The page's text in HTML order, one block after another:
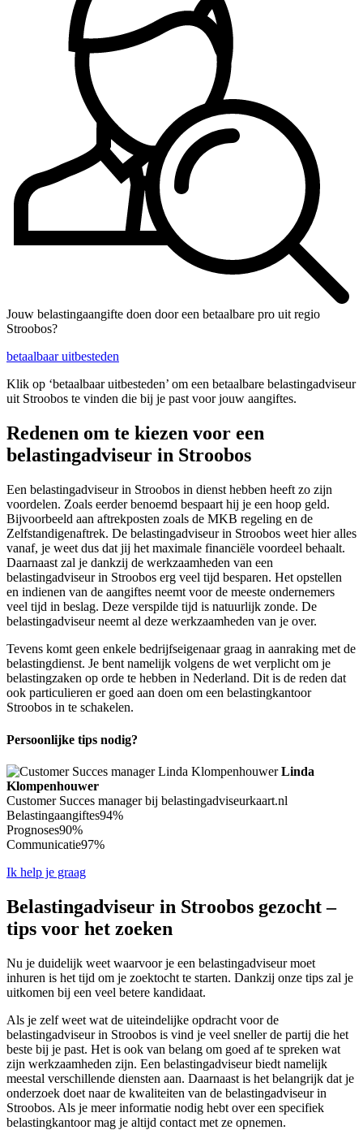
Jouw belastingaangifte doen door een betaalbare pro uit regio
Stroobos?
betaalbaar uitbesteden
Klik op ‘betaalbaar uitbesteden’ om een betaalbare belastingadviseur
uit Stroobos te vinden die bij je past voor jouw aangiftes.
Redenen om te kiezen voor een
belastingadviseur in Stroobos
Een belastingadviseur in Stroobos in dienst hebben heeft zo zijn
voordelen. Zoals eerder benoemd bespaart hij je een hoop geld.
Bijvoorbeeld aan aftrekposten zoals de MKB regeling en de
Zelfstandigenaftrek. De belastingadviseur in Stroobos weet hier alles
vanaf, je weet dus dat jij het maximale financiële voordeel behaalt.
Daarnaast zal je dankzij de werkzaamheden van een
belastingadviseur in Stroobos erg veel tijd besparen. Het opstellen
en indienen van de aangiftes neemt voor de meeste ondernemers
veel tijd in beslag. Deze verspilde tijd is natuurlijk zonde. De
belastingadviseur neemt al deze werkzaamheden van je over.
Tevens komt geen enkele bedrijfseigenaar graag in aanraking met de
belastingdienst. Je bent namelijk volgens de wet verplicht om je
belastingzaken op orde te hebben in Nederland. Dit is de reden dat
ook particulieren er goed aan doen om een belastingkantoor
Stroobos in te schakelen.
Persoonlijke tips nodig?
Linda
Klompenhouwer
Customer Succes manager bij belastingadviseurkaart.nl
Belastingaangiftes94%
Prognoses90%
Communicatie97%
Ik help je graag
Belastingadviseur in Stroobos gezocht –
tips voor het zoeken
Nu je duidelijk weet waarvoor je een belastingadviseur moet
inhuren is het tijd om je zoektocht te starten. Dankzij onze tips zal je
uitkomen bij een veel betere kandidaat.
Als je zelf weet wat de uiteindelijke opdracht voor de
belastingadviseur in Stroobos is vind je veel sneller de partij die het
beste bij je past. Het is ook van belang om goed af te spreken wat
zijn werkzaamheden zijn. Een belastingadviseur biedt namelijk
meestal verschillende diensten aan. Daarnaast is het belangrijk dat je
onderzoek doet naar de kwaliteiten van de belastingadviseur in
Stroobos. Als je meer informatie nodig hebt over een specifiek
belastingkantoor mag je altijd contact met ze opnemen.